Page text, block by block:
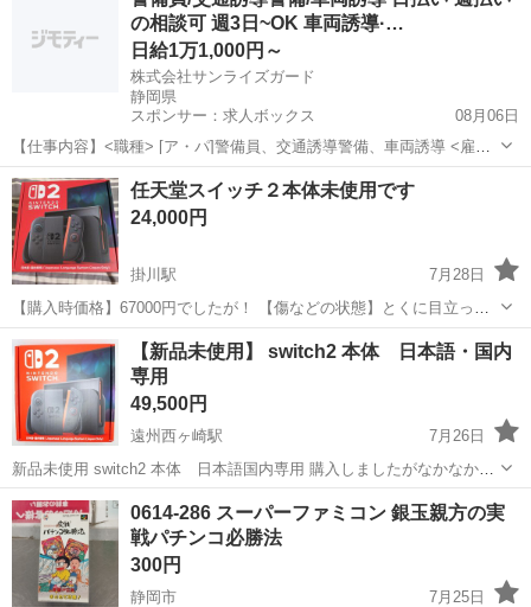
っても自分で電池交換が可能なので長...
ゲームボーイカラーの相談可 週3日~OK 車両誘導·…
日給1万1,000円～
株式会社サンライズガード
静岡県
スポンサー：求人ボックス
08月06日
【仕事内容】<職種> [ア・パ]警備員、交通誘導警備、車両誘導 <雇用
形態> アルバイト・パート <給与> [ア・パ]日給11,000円～ 交通費:一
部支給 規定あり 入社祝い金 5万円支給!/ 友人紹介料 5万円支給!/ 規定
あ...
アルバイト・パート
任天堂スイッチ２本体未使用です
24,000円
掛川駅
7月28日
【購入時価格】67000円でしたが！ 【傷などの状態】とくに目立った
傷はありません。 【アピールポイント】状態はいいので！未使用で
す！ もちろんゲオの本体安心保管保証明加入者入りです! よろしくお
ねがいします。
静岡 掛川市 掛川駅 テレビゲーム 任天堂
【新品未使用】 switch2 本体 日本語・国内
専用
49,500円
遠州西ヶ崎駅
7月26日
新品未使用 switch2 本体 日本語国内専用 購入しましたがなかなかす
る機会が無いため出品します 商品すり替え防止のため購入後のキャン
セルはお断りさせていただきます 購入前に商品を確認していただき取
引させていただきま...
静岡 浜松市
0614-286 スーパーファミコン 銀玉親方の実
戦パチンコ必勝法
300円
静岡市
7月25日